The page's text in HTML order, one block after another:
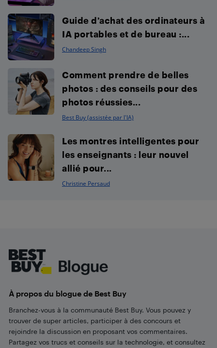
Guide d’achat des ordinateurs à
IA portables et de bureau :...
Chandeep Singh
Comment prendre de belles
photos : des conseils pour des
photos réussies...
Best Buy (assistée par l'IA)
Les montres intelligentes pour
les enseignants : leur nouvel
allié pour...
Christine Persaud
À propos du blogue de Best Buy
Branchez-vous à la communauté Best Buy. Vous pouvez y
trouver de super articles, participer à des concours et
rejoindre la discussion en proposant vos commentaires.
Partagez vos trucs et conseils sur la technologie, et consultez